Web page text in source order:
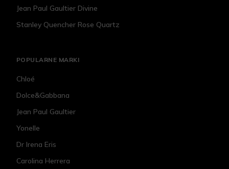
Jean Paul Gaultier Divine
Stanley Quencher Rose Quartz
POPULARNE MARKI
Chloé
Dolce&Gabbana
Jean Paul Gaultier
Yonelle
Dr Irena Eris
Carolina Herrera